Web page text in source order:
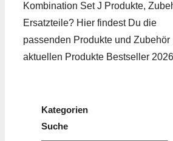
Kombination Set J Produkte,
Ersatzteile? Hier findest Du die
passenden Produkte und
aktuellen Produkte Bestseller
Kategorien
Suche